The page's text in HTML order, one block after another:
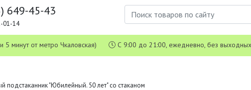
649-45-43
01-14
5 минут от метро Чкаловская) С 9:00 до 21:00, ежедневно, без выходных
подстаканник "Юбилейный. 50 лет" со стаканом